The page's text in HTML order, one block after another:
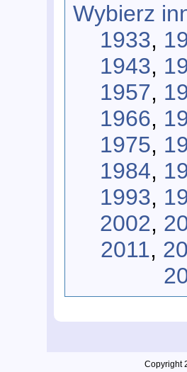
Wybierz
1933,
1943,
1957,
1966,
1975,
1984,
1993,
2002,
2011,
Copyright